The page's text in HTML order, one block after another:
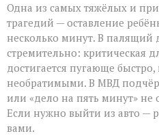
Одна из самых тяжёлых и
трагедий — оставление
несколько минут. В палящий
стремительно: критическая
достигается пугающе
необратимыми. В МВД
или «дело на пять минут» не
Если нужно выйти из авто —
вами.